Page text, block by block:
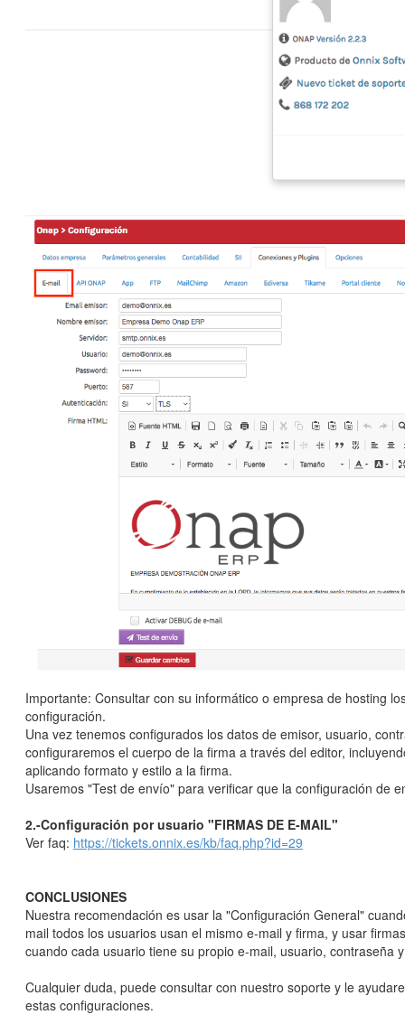
Importante: Consultar con su informático o empresa de hosting
configuración.
Una vez tenemos configurados los datos de emisor, usuario,
configuraremos el cuerpo de la firma a través del editor,
aplicando formato y estilo a la firma.
Usaremos "Test de envío" para verificar que la configuración de
2.-Configuración por usuario "FIRMAS DE E-MAIL"
Ver faq: https://tickets.onnix.es/kb/faq.php?id=29
CONCLUSIONES
Nuestra recomendación es usar la "Configuración General"
mail todos los usuarios usan el mismo e-mail y firma, y usar
cuando cada usuario tiene su propio e-mail, usuario, contraseña
Cualquier duda, puede consultar con nuestro soporte y le
estas configuraciones.